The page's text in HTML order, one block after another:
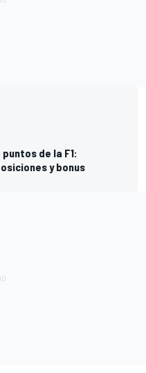
de la F1:
y bonus